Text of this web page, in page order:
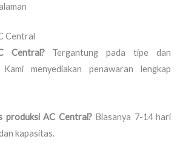
Central
Central?Tergantung pada tipe dan
menyediakan penawaran lengkap
produksi AC Central?Biasanya 7-14 hari
kapasitas.